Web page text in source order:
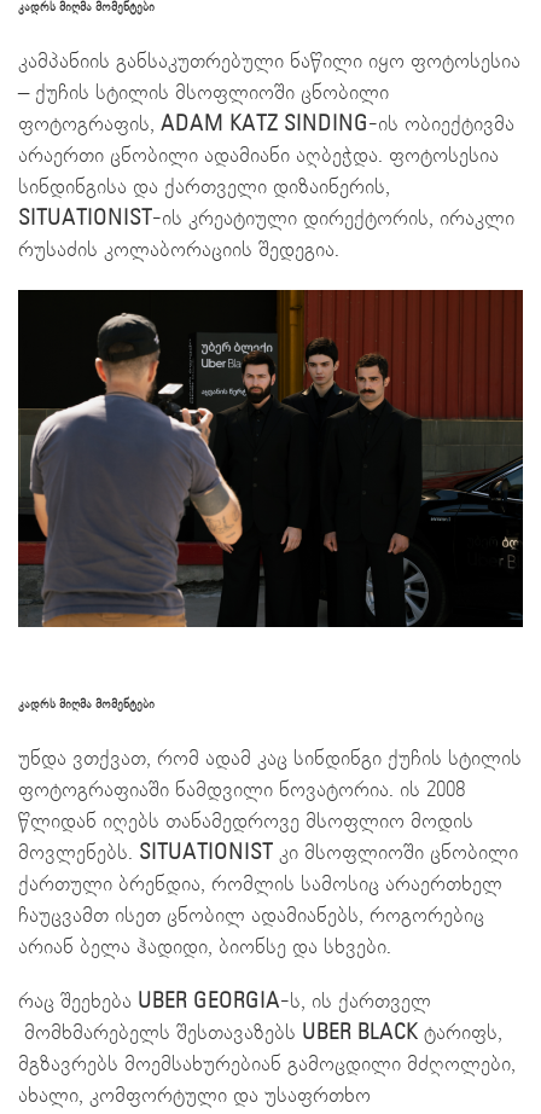
კადრს მიღმა მომენტები
კამპანიის განსაკუთრებული ნაწილი იყო ფოტოსესია
– ქუჩის სტილის მსოფლიოში ცნობილი
ფოტოგრაფის, ADAM KATZ SINDING-ის ობიექტივმა
არაერთი ცნობილი ადამიანი აღბეჭდა. ფოტოსესია
სინდინგისა და ქართველი დიზაინერის,
SITUATIONIST -ის კრეატიული დირექტორის, ირაკლი
რუსაძის კოლაბორაციის შედეგია.
კადრს მიღმა მომენტები
უნდა ვთქვათ, რომ ადამ კაც სინდინგი ქუჩის სტილის
ფოტოგრაფიაში ნამდვილი ნოვატორია. ის 2008
წლიდან იღებს თანამედროვე მსოფლიო მოდის
მოვლენებს. SITUATIONIST
კი მსოფლიოში ცნობილი
ქართული ბრენდია, რომლის სამოსიც არაერთხელ
ჩაუცვამთ ისეთ ცნობილ ადამიანებს, როგორებიც
არიან ბელა ჰადიდი, ბიონსე და სხვები.
რაც შეეხება UBER GEORGIA-ს, ის ქართველ
მომხმარებელს შესთავაზებს UBER BLACK ტარიფს,
მგზავრებს მოემსახურებიან გამოცდილი მძღოლები,
ახალი, კომფორტული და უსაფრთხო